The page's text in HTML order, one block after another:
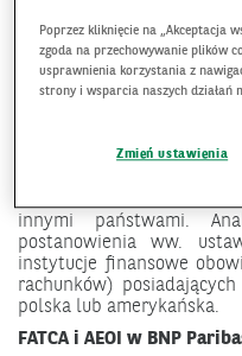
nazwy te używane są
Bank Polska S.A. dla
AEOI. W celu
Europejskiej została
zakresie obowiązkowej
dziedzinie
grunt prawa polskiego
innymi państwami.
postanowienia ww.
instytucje finansowe
rachunków)
polska lub amerykańska.
FATCA i AEOI w BNP
Poprzez kliknięcie na „Akceptacja
zgoda na przechowywanie plików
usprawnienia korzystania z
strony i wsparcia naszych działań
Zmień ustawienia